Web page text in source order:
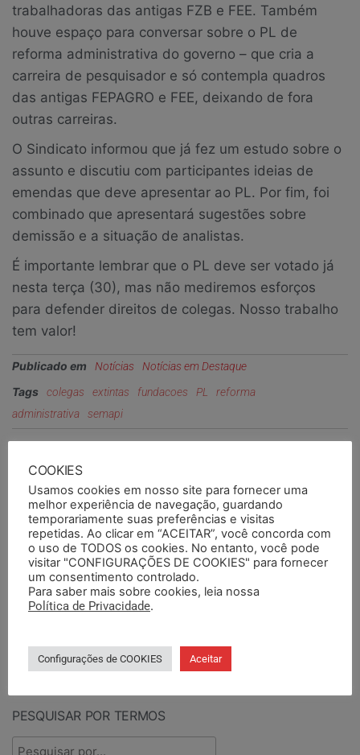
trabalhadoras das antigas FZB e FEE. Também
houve espaço para conversar sobre o PL de
reforma administrativa do governo – que cria a
carreira de pesquisador e só contempla quadros
das antigas FEPAGRO e FEE, deixando de fora
outras carreiras.
O Sindicato informou que já fez um estudo sobre o
assunto e discutiu com participantes ideias de
emendas que deve apresentar ao PL. Por fim, foi
combinado que apresentará sugestões sobre
demissão e a situação de analistas.
É importante lembrar que o PL deve ser votado já
nesta terça (30), mas não mediremos esforços
para defender direitos de colegas. Nosso trabalho
tem valor!
Publicado em Notícias Notícias em Destaque
Tags colegas extintas fundacoes PL
reforma
administrativa
semapi
SEMAPI e empresa
Troia debatem
representação sindical
avaliação de
desempenho na FPE
PESQUISAR
PESQUISAR DOCUMENTOS
PESQUISAR POR TERMOS
COOKIES
Usamos cookies em nosso site para fornecer uma
melhor experiência de navegação, guardando
temporariamente suas preferências e visitas
repetidas. Ao clicar em “ACEITAR”, você concorda com
o uso de TODOS os cookies. No entanto, você pode
visitar "CONFIGURAÇÕES DE COOKIES" para fornecer
um consentimento controlado.
Para saber mais sobre cookies, leia nossa
Política de Privacidade.
Configurações de COOKIES Aceitar